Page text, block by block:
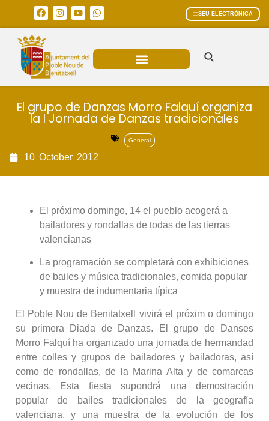
SEU ELECTRÒNICA
El grupo de Danzas Morro Falquí organiza
la I Jornada de Danzas tradicionales
General
10 October 2012
El próximo domingo, 14 el pueblo acogerá a
bailadores y rondallas de todas de las tierras
valencianas
La programación se completará con exhibiciones
de bailes y música tradicionales, comida popular
y muestra de indumentaria típica
El Poble Nou de Benitatxell vivirá el próxim o domingo
su primera Diada de Danzas. El grupo de Danses
Morro Falquí ha organizado una jornada de hermandad
entre colles y grupos de bailadores y bailadoras, así
como de rondallas, de la Marina Alta y de comarcas
vecinas. Esta fiesta supondrá una demostración
popular de bailes tradicionales de la geografía
valenciana, y una muestra de la evolución de los